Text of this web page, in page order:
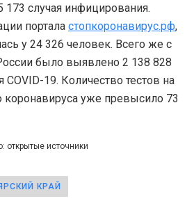
173 случая инфицирования.
портала стопкоронавирус.рф,
у 24 326 человек. Всего же с
было выявлено 2 138 828
COVID-19. Количество тестов на
коронавируса уже превысило 73
открытые источники
КРАЙ